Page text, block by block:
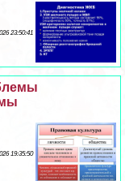
23:50:41
19:35:50